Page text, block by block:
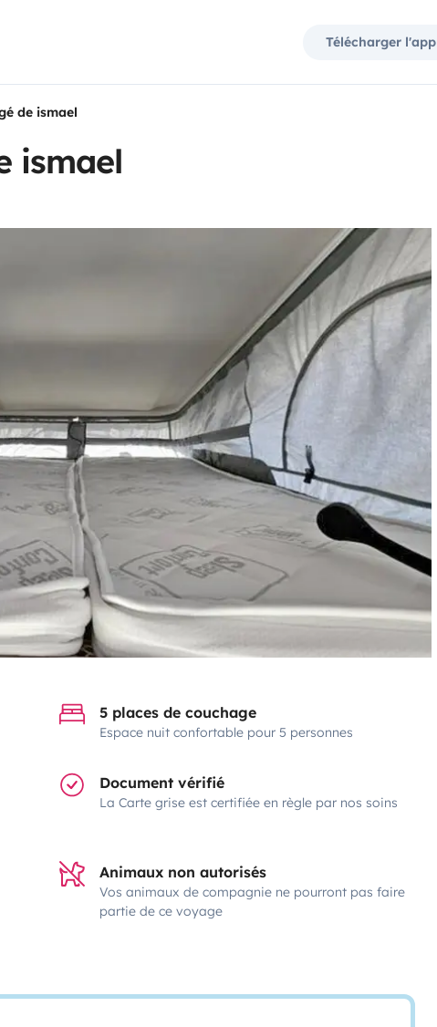
Télécharger l'app
de ismael
ismael
5 places de couchage
Espace nuit confortable pour 5 personnes
Document vérifié
La Carte grise est certifiée en règle par nos soins
Animaux non autorisés
Vos animaux de compagnie ne pourront pas faire
partie de ce voyage